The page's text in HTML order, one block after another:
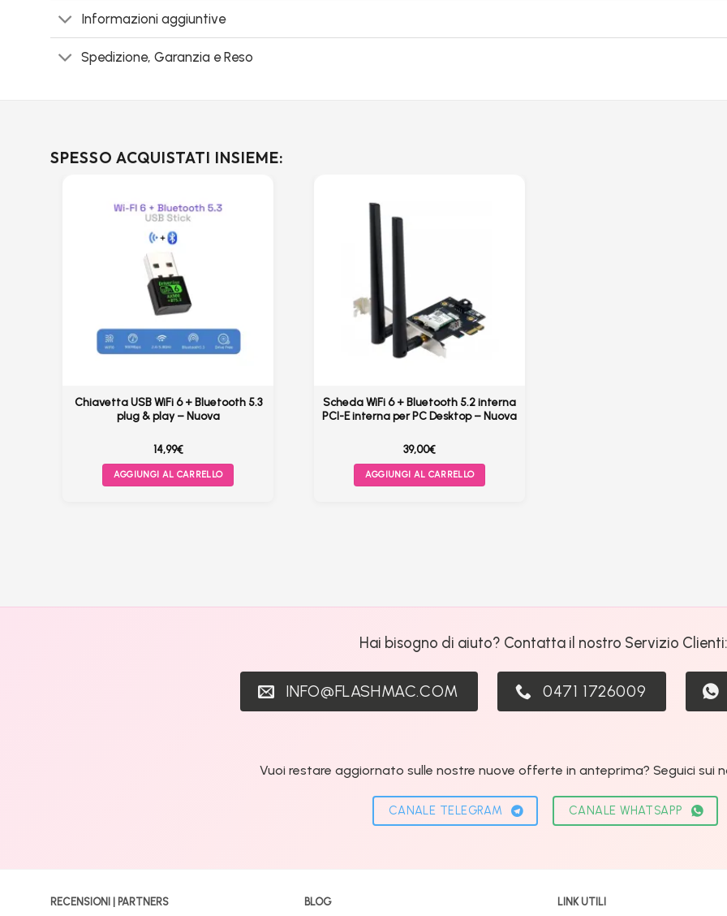
Informazioni aggiuntive
Spedizione, Garanzia e Reso
SPESSO ACQUISTATI INSIEME:
Chiavetta USB WiFi 6 + Bluetooth 5.3
plug & play – Nuova
14,99€
AGGIUNGI AL CARRELLO
Scheda WiFi 6 + Bluetooth 5.2 interna
PCI-E interna per PC Desktop – Nuova
39,00€
AGGIUNGI AL CARRELLO
Hai bisogno di aiuto? Contatta il nostro Servizio
INFO@FLASHMAC.COM 0471 1726009
Vuoi restare aggiornato sulle nostre nuove offerte in anteprima? Seguici sui
CANALE TELEGRAM CANALE WHATSAPP
RECENSIONI | PARTNERS BLOG LINK UTILI